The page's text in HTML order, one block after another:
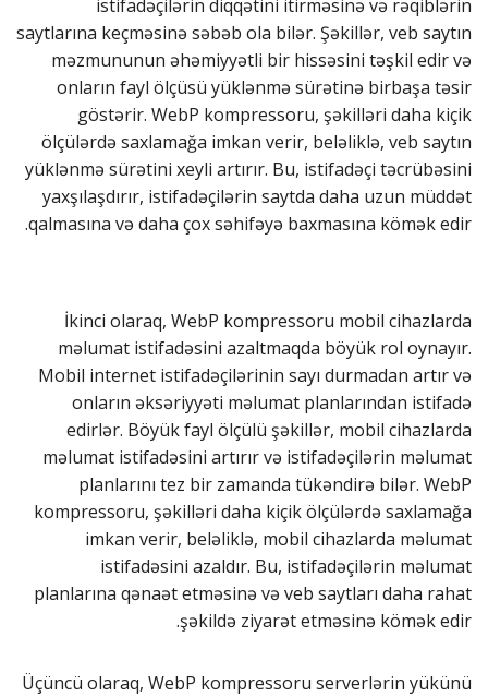
istifadəçilərin diqqətini itirməsinə və rəqiblərin
saytlarına keçməsinə səbəb ola bilər. Şəkillər, veb saytın
məzmununun əhəmiyyətli bir hissəsini təşkil edir və
onların fayl ölçüsü yüklənmə sürətinə birbaşa təsir
göstərir. WebP kompressoru, şəkilləri daha kiçik
ölçülərdə saxlamağa imkan verir, beləliklə, veb saytın
yüklənmə sürətini xeyli artırır. Bu, istifadəçi təcrübəsini
yaxşılaşdırır, istifadəçilərin saytda daha uzun müddət
qalmasına və daha çox səhifəyə baxmasına kömək edir.
İkinci olaraq, WebP kompressoru mobil cihazlarda
məlumat istifadəsini azaltmaqda böyük rol oynayır.
Mobil internet istifadəçilərinin sayı durmadan artır və
onların əksəriyyəti məlumat planlarından istifadə
edirlər. Böyük fayl ölçülü şəkillər, mobil cihazlarda
məlumat istifadəsini artırır və istifadəçilərin məlumat
planlarını tez bir zamanda tükəndirə bilər. WebP
kompressoru, şəkilləri daha kiçik ölçülərdə saxlamağa
imkan verir, beləliklə, mobil cihazlarda məlumat
istifadəsini azaldır. Bu, istifadəçilərin məlumat
planlarına qənaət etməsinə və veb saytları daha rahat
şəkildə ziyarət etməsinə kömək edir.
Üçüncü olaraq, WebP kompressoru serverlərin yükünü